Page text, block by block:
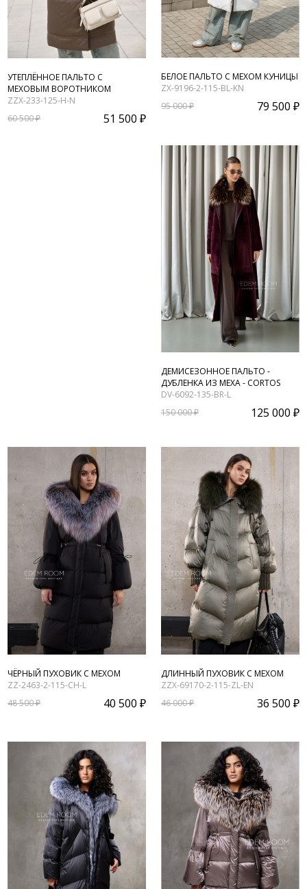
УТЕПЛЁННОЕ ПАЛЬТО С
МЕХОВЫМ ВОРОТНИКОМ
ZZX-233-125-H-N
60 500 ₽
51 500 ₽
БЕЛОЕ ПАЛЬТО С МЕХОМ КУНИЦЫ
ZX-9196-2-115-BL-KN
95 000 ₽
79 500 ₽
ДЕМИСЕЗОННОЕ ПАЛЬТО -
ДУБЛЕНКА ИЗ МЕХА - CORTOS
DV-6092-135-BR-L
150 000 ₽
125 000 ₽
ЧЁРНЫЙ ПУХОВИК С МЕХОМ
ZZ-2463-2-115-CH-L
48 500 ₽
40 500 ₽
ДЛИННЫЙ ПУХОВИК С МЕХОМ
ZZX-69170-2-115-ZL-EN
46 000 ₽
36 500 ₽